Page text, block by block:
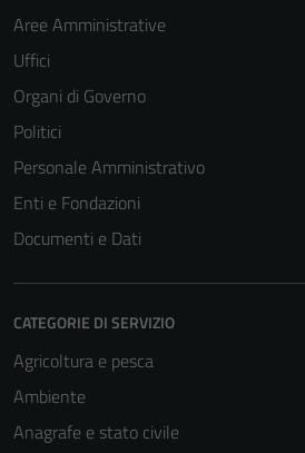
Aree Amministrative
Uffici
Organi di Governo
Politici
Personale Amministrativo
Enti e Fondazioni
Documenti e Dati
CATEGORIE DI SERVIZIO
Agricoltura e pesca
Ambiente
Anagrafe e stato civile